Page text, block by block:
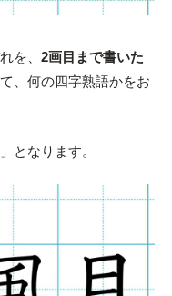
を、 2画目まで書いた
、何の四字熟語かをお
」となります。